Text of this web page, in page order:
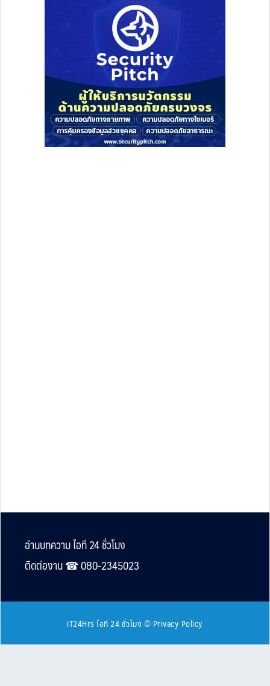
Footer
อ่านบทความ ไอที 24 ชั่วโมง
ติดต่องาน ☎︎ 080-2345023
iT24Hrs ไอที 24 ชั่วโมง © Privacy Policy